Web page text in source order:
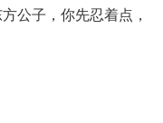
公子，你先忍着点，